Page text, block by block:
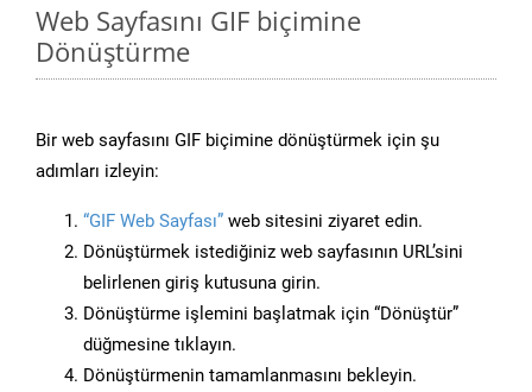
Web Sayfasını GIF biçimine
Dönüştürme
Bir web sayfasını GIF biçimine dönüştürmek için şu
adımları izleyin:
“GIF Web Sayfası” web sitesini ziyaret edin.
Dönüştürmek istediğiniz web sayfasının URL’sini
belirlenen giriş kutusuna girin.
Dönüştürme işlemini başlatmak için “Dönüştür”
düğmesine tıklayın.
Dönüştürmenin tamamlanmasını bekleyin.